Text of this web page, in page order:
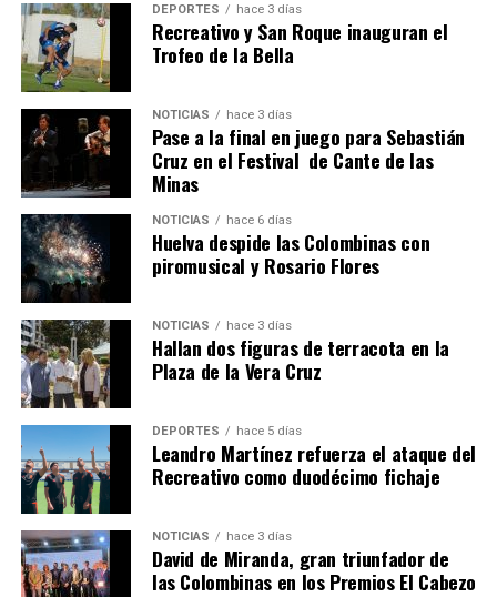
6º DÍA DE LAS FIESTAS COLOMBINAS 2026
hace 6 días Huelvatv
QUINTA CORRIDA DE LAS FIESTAS COLOMBINAS
2026
hace 1 semana ·Huelvatv
DEPORTES hace 3 días
Recreativo y San Roque inauguran el
Trofeo de la Bella
NOTICIAS hace 3 días
Pase a la final en juego para Sebastián
Cruz en el Festival de Cante de las
Minas
NOTICIAS hace 6 días
Huelva despide las Colombinas con
piromusical y Rosario Flores
NOTICIAS hace 3 días
Hallan dos figuras de terracota en la
Plaza de la Vera Cruz
DEPORTES hace 5 días
Leandro Martínez refuerza el ataque del
Recreativo como duodécimo fichaje
NOTICIAS hace 3 días
David de Miranda, gran triunfador de
las Colombinas en los Premios El Cabezo